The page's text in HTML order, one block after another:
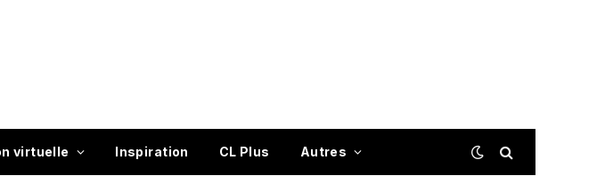
virtuelle Inspiration CL Plus Autres